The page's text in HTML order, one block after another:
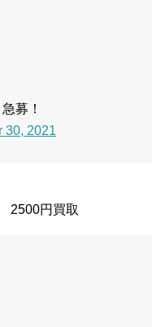
募！
30, 2021
2500円買取